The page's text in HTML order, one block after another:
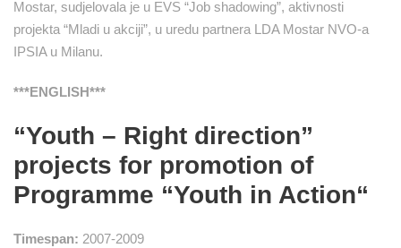
Mostar, sudjelovala je u EVS “Job shadowing”, aktivnosti
projekta “Mladi u akciji”, u uredu partnera LDA Mostar NVO-a
IPSIA u Milanu.
***ENGLISH***
“Youth – Right direction”
projects for promotion of
Programme “Youth in Action“
Timespan: 2007-2009